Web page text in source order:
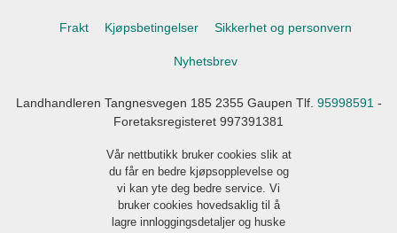
Frakt Kjøpsbetingelser Sikkerhet og personvern
Nyhetsbrev
Landhandleren Tangnesvegen 185 2355 Gaupen Tlf. 95998591 -
Foretaksregisteret 997391381
Vår nettbutikk bruker cookies slik at
du får en bedre kjøpsopplevelse og
vi kan yte deg bedre service. Vi
bruker cookies hovedsaklig til å
lagre innloggingsdetaljer og huske